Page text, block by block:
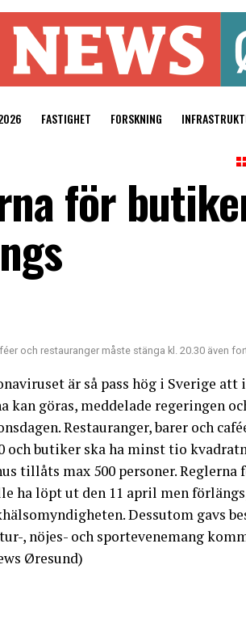
FASTIGHET FORSKNING
för
och restauranger måste stänga kl. 20.30 även
är så pass hög i Sverige att
kan göras, meddelade regeringen
Restauranger, barer och
och butiker ska ha minst tio
tillåts max 500 personer. Reglerna
ha löpt ut den 11 april men
Dessutom gavs
, nöjes- och sportevenemang
Øresund)